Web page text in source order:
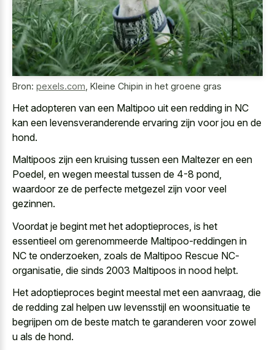
Bron: pexels.com Kleine Chipin in het groene gras
Het adopteren van een Maltipoo uit een redding in NC
kan een levensveranderende ervaring zijn voor jou en de
hond.
Maltipoos zijn een kruising tussen een Maltezer en een
Poedel, en wegen meestal tussen de 4-8 pond,
waardoor ze de perfecte metgezel zijn voor veel
gezinnen.
Voordat je begint met het adoptieproces, is het
essentieel om gerenommeerde Maltipoo-reddingen in
NC te onderzoeken, zoals de Maltipoo Rescue NC-
organisatie, die sinds 2003 Maltipoos in nood helpt.
Het adoptieproces begint meestal met een aanvraag, die
de redding zal helpen uw levensstijl en woonsituatie te
begrijpen om de beste match te garanderen voor zowel
u als de hond.